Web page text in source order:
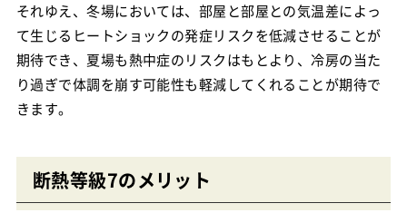
それゆえ、冬場においては、部屋と部屋との気温差によっ
て生じるヒートショックの発症リスクを低減させることが
期待でき、夏場も熱中症のリスクはもとより、冷房の当た
り過ぎで体調を崩す可能性も軽減してくれることが期待で
きます。
断熱等級7のメリット